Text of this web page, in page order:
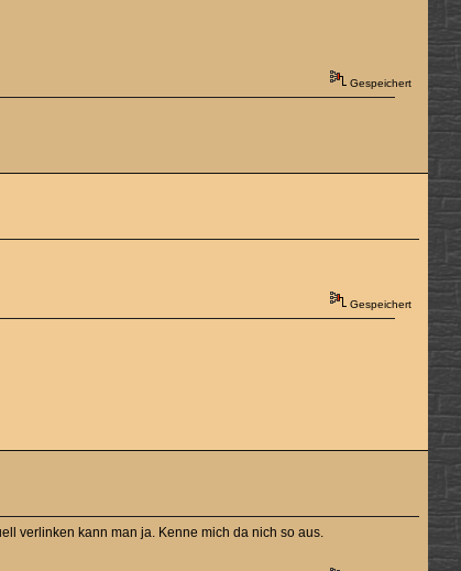
Gespeichert
Gespeichert
verlinken kann man ja. Kenne mich da nich so aus.